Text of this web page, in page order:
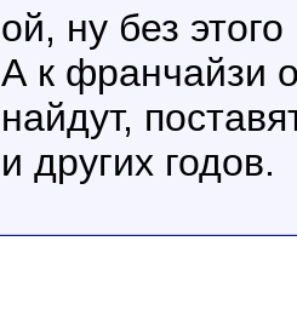
ой, ну без
А к франчайзи
найдут,
и других годов.